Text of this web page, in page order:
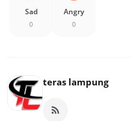
Sad
0
Angry
0
teras lampung